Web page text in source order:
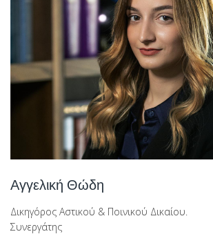
Αγγελική Θώδη
Δικηγόρος Αστικού & Ποινικού Δικαίου.
Συνεργάτης